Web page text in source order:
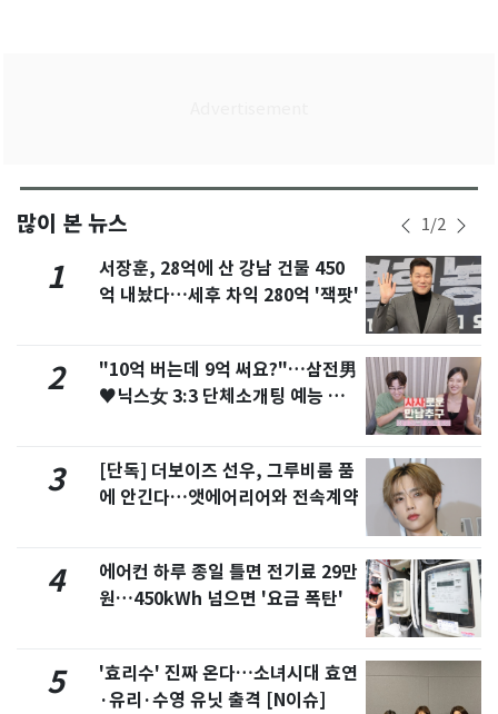
많이 본 뉴스 1/2
1
서장훈, 28억에 산 강남 건물 450
억 내놨다…세후 차익 280억 '잭팟'
2
"10억 버는데 9억 써요?"…삼전男
♥닉스女 3:3 단체소개팅 예능 화
3
[단독] 더보이즈 선우, 그루비룸 품
에 안긴다…앳에어리어와 전속계약
4
에어컨 하루 종일 틀면 전기료 29만
원…450kWh 넘으면 '요금 폭탄'
5
'효리수' 진짜 온다…소녀시대 효연
·유리·수영 유닛 출격 [N이슈]